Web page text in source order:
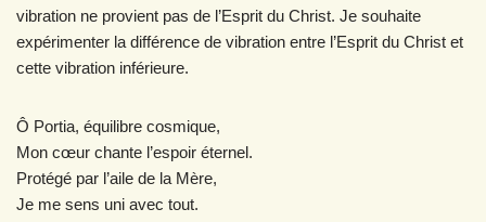
vibration ne provient pas de l’Esprit du Christ. Je souhaite
expérimenter la différence de vibration entre l’Esprit du Christ et
cette vibration inférieure.
Ô Portia, équilibre cosmique,
Mon cœur chante l’espoir éternel.
Protégé par l’aile de la Mère,
Je me sens uni avec tout.